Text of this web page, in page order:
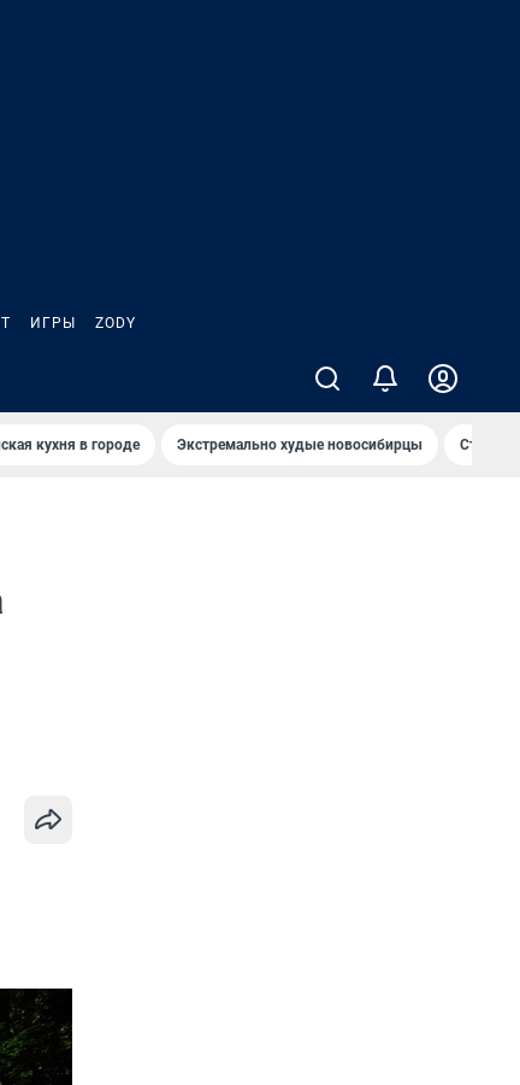
ИГРЫ ZODY
кухня в городе Экстремально худые новосибирцы Старт